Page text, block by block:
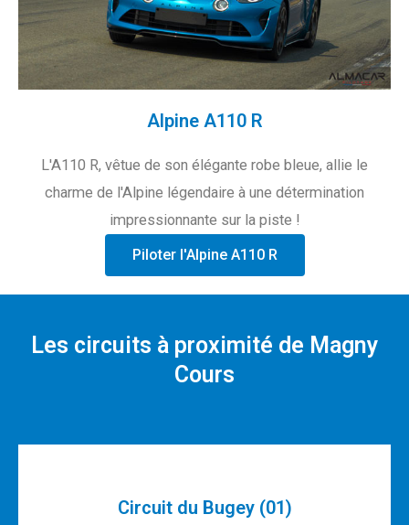
Alpine A110 R
L'A110 R, vêtue de son élégante robe bleue, allie le
charme de l'Alpine légendaire à une détermination
impressionnante sur la piste !
Piloter l'Alpine A110 R
Les circuits à proximité de Magny
Cours
Circuit du Bugey (01)